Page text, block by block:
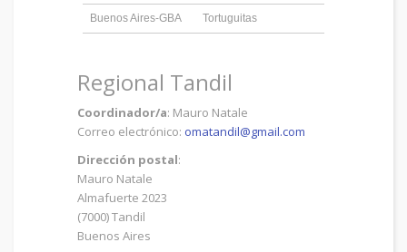
Buenos Aires-GBA Tortuguitas
Regional Tandil
Coordinador/a: Mauro Natale
Correo electrónico: omatandil@gmail.com
Dirección postal:
Mauro Natale
Almafuerte 2023
(7000) Tandil
Buenos Aires